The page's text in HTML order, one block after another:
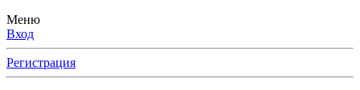
Меню
Вход
Регистрация